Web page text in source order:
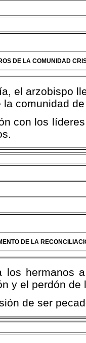
DE LA COMUNIDAD
el arzobispo
comunidad
con los
DE LA
los hermanos
y el perdón
de ser